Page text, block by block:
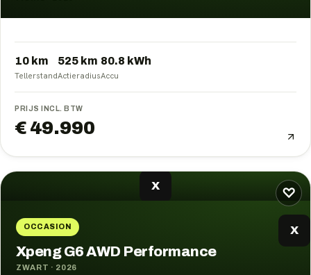
10 km
Tellerstand
525 km
Actieradius
80.8 kWh
Accu
PRIJS INCL. BTW
€ 49.990
♡
X
OCCASION X
Xpeng G6 AWD Performance
ZWART · 2026